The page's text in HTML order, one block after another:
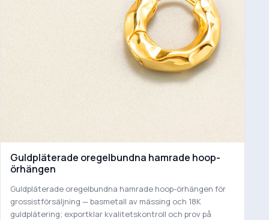
Guldpläterade oregelbundna hamrade hoop-
örhängen
Guldpläterade oregelbundna hamrade hoop-örhängen för
grossistförsäljning — basmetall av mässing och 18K
guldplätering; exportklar kvalitetskontroll och prov på